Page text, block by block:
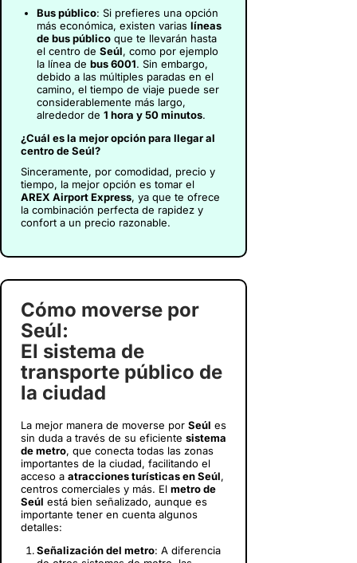
Bus público: Si prefieres una opción
más económica, existen varias líneas
de bus público que te llevarán hasta
el centro de Seúl, como por ejemplo
la línea de bus 6001. Sin embargo,
debido a las múltiples paradas en el
camino, el tiempo de viaje puede ser
considerablemente más largo,
alrededor de 1 hora y 50 minutos.
¿Cuál es la mejor opción para llegar al
centro de Seúl?
Sinceramente, por comodidad, precio y
tiempo, la mejor opción es tomar el
AREX Airport Express, ya que te ofrece
la combinación perfecta de rapidez y
confort a un precio razonable.
Cómo moverse por
Seúl:
El sistema de
transporte público de
la ciudad
La mejor manera de moverse por Seúl es
sin duda a través de su eficiente sistema
de metro, que conecta todas las zonas
importantes de la ciudad, facilitando el
acceso a atracciones turísticas en Seúl,
centros comerciales y más. El metro de
Seúl está bien señalizado, aunque es
importante tener en cuenta algunos
detalles:
Señalización del metro: A diferencia